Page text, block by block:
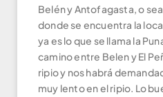
Belén y Antofagasta, o
donde se encuentra la
ya es lo que se llama la
camino entre Belen y El
ripio y nos habrá
muy lento en el ripio. Lo